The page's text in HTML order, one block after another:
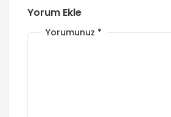
Yorum Ekle
Yorumunuz *